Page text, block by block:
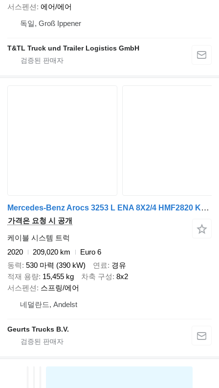
서스펜션 에어/에어
독일, Groß Ippener
T&TL Truck und Trailer Logistics GmbH
Mercedes-Benz Arocs 3253 L ENA 8X2/4 HMF2820 KRAAN / KRAN/ CRANE MET TF.324 KA
가격은 요청 시 공개
케이블 시스템 트럭
2020
209,020 km
Euro 6
동력 530 마력 (390 kW) 연료
경유
적재 용량 15,455 kg 차축 구성 8x2
서스펜션
스프링/에어
네덜란드, Andelst
Geurts Trucks B.V.